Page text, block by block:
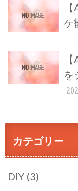
ケ
を
カテゴリー
DIY (3)